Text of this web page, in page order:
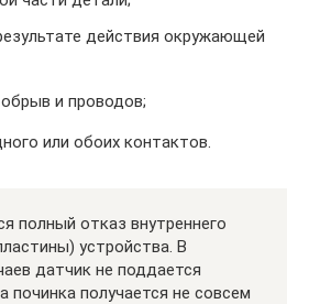
действия окружающей
и проводов;
или обоих контактов.
полный отказ внутреннего
устройства. В
датчик не поддается
починка получается не совсем